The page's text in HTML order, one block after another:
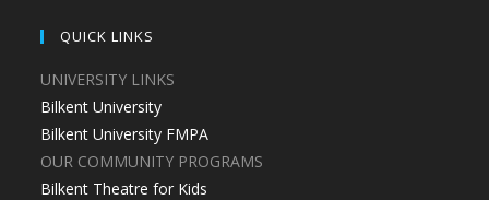
QUICK LINKS
UNIVERSITY LINKS
Bilkent University
Bilkent University FMPA
OUR COMMUNITY PROGRAMS
Bilkent Theatre for Kids